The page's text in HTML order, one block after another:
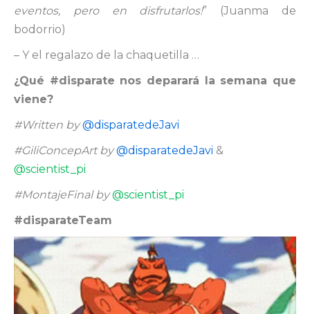
eventos, pero en disfrutarlos!” (Juanma de
bodorrio)
– Y el regalazo de la chaquetilla …
¿Qué #disparate nos deparará la semana que
viene?
#Written by @disparatedeJavi
#GiliConcepArt by @disparatedeJavi &
@scientist_pi
#MontajeFinal by@scientist_pi
#disparateTeam